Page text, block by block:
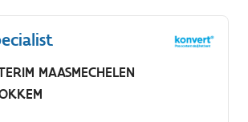
uitdaging als Finance Specialist
MAASMECHELEN